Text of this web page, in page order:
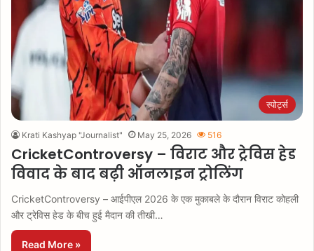
स्पोर्ट्स
Krati Kashyap "Journalist" May 25, 2026 516
CricketControversy – विराट और ट्रेविस हेड
विवाद के बाद बढ़ी ऑनलाइन ट्रोलिंग
CricketControversy – आईपीएल 2026 के एक मुकाबले के दौरान विराट कोहली
और ट्रेविस हेड के बीच हुई मैदान की तीखी…
Read More »